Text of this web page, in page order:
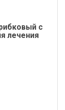
с
лечения